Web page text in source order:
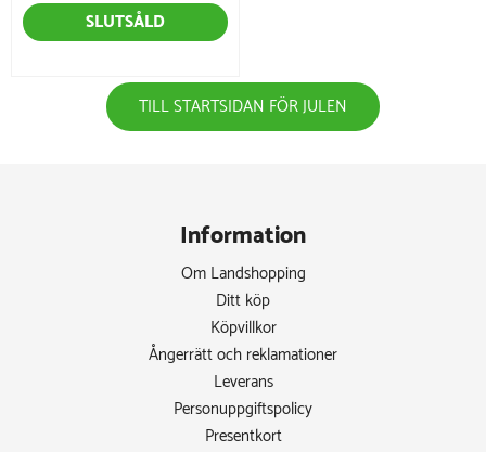
SLUTSÅLD
TILL STARTSIDAN FÖR JULEN
Information
Om Landshopping
Ditt köp
Köpvillkor
Ångerrätt och reklamationer
Leverans
Personuppgiftspolicy
Presentkort